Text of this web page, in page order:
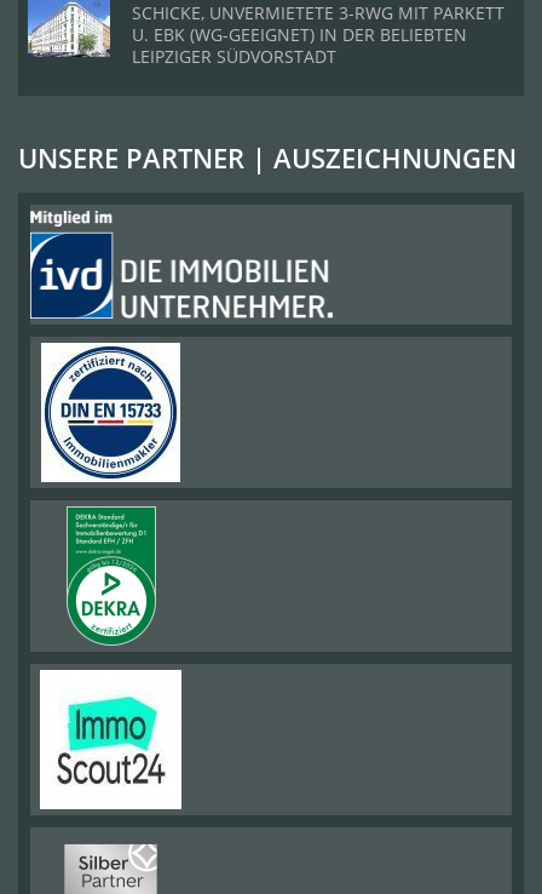
SCHICKE, UNVERMIETETE 3-RWG MIT PARKETT
U. EBK (WG-GEEIGNET) IN DER BELIEBTEN
LEIPZIGER SÜDVORSTADT
UNSERE PARTNER | AUSZEICHNUNGEN